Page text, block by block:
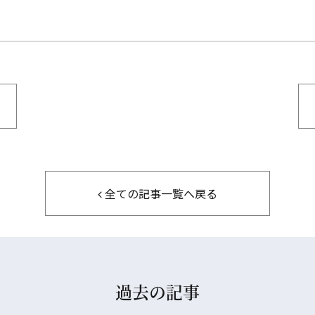
全ての記事一覧へ戻る
過去の記事